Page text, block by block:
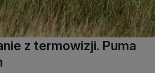
z termowizji. Puma